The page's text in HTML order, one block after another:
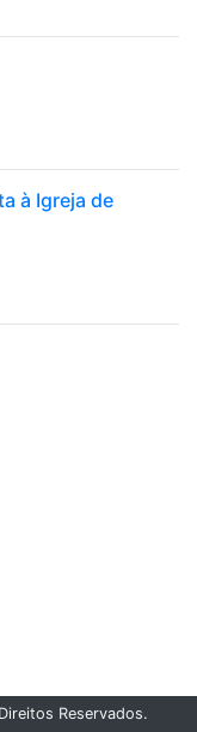
à Igreja de
Reservados.